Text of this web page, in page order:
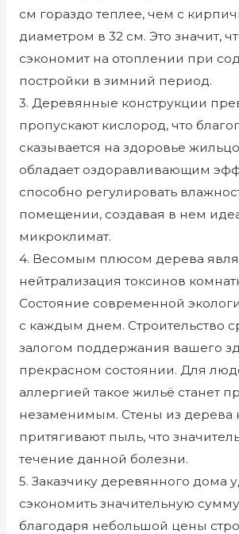
см гораздо теплее, чем с
диаметром в 32 см. Это значит,
сэкономит на отоплении при
постройки в зимний период.
3. Деревянные конструкции
пропускают кислород, что
сказывается на здоровье
обладает оздоравливающим
способно регулировать
помещении, создавая в нем
микроклимат.
4. Весомым плюсом дерева
нейтрализация токсинов
Состояние современной
с каждым днем. Строительство
залогом поддержания вашего
прекрасном состоянии. Для
аллергией такое жильё станет
незаменимым. Стены из дерева
притягивают пыль, что
течение данной болезни.
5. Заказчику деревянного дома
сэкономить значительную
благодаря небольшой цены